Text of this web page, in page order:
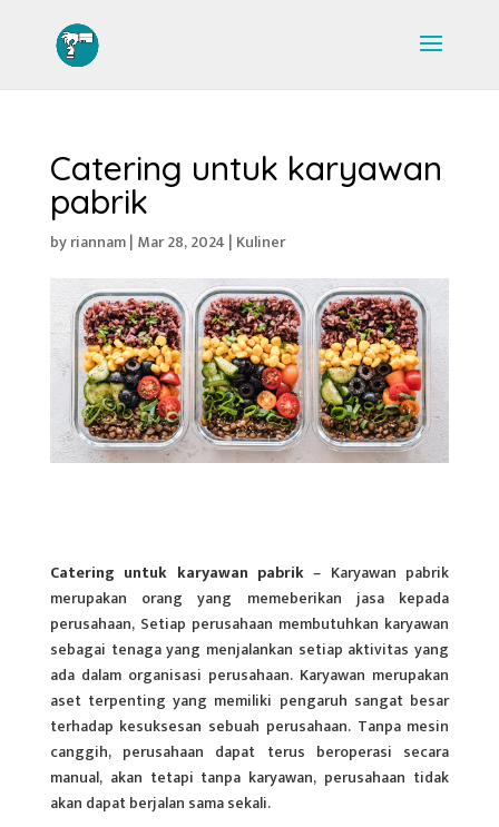
Catering untuk karyawan
pabrik
byriannam| Mar 28, 2024 | Kuliner
Catering untuk karyawan pabrik– Karyawan pabrik
merupakan orang yang memeberikan jasa kepada
perusahaan, Setiap perusahaan membutuhkan karyawan
sebagai tenaga yang menjalankan setiap aktivitas yang
ada dalam organisasi perusahaan. Karyawan merupakan
aset terpenting yang memiliki pengaruh sangat besar
terhadap kesuksesan sebuah perusahaan. Tanpa mesin
canggih, perusahaan dapat terus beroperasi secara
manual, akan tetapi tanpa karyawan, perusahaan tidak
akan dapat berjalan sama sekali.